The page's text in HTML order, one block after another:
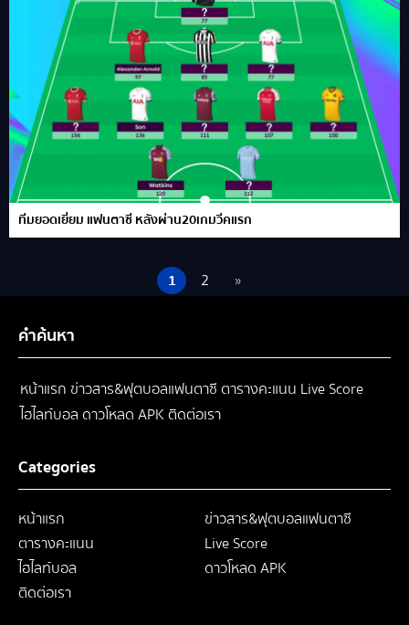
ทีมยอดเยี่ยม แฟนตาซี หลังผ่าน20เกมวีคแรก
1 2 »
คำค้นหา
หน้าแรก ข่าวสาร&ฟุตบอลแฟนตาซีตารางคะแนน Live Score
ไฮไลท์บอลดาวโหลด APKติดต่อเรา
Categories
หน้าแรก
ข่าวสาร&ฟุตบอลแฟนตาซี
ตารางคะแนน
Live Score
ไฮไลท์บอล
ดาวโหลด APK
ติดต่อเรา